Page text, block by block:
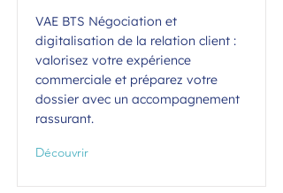
VAE BTS Négociation et
digitalisation de la relation client :
valorisez votre expérience
commerciale et préparez votre
dossier avec un accompagnement
rassurant.
Découvrir